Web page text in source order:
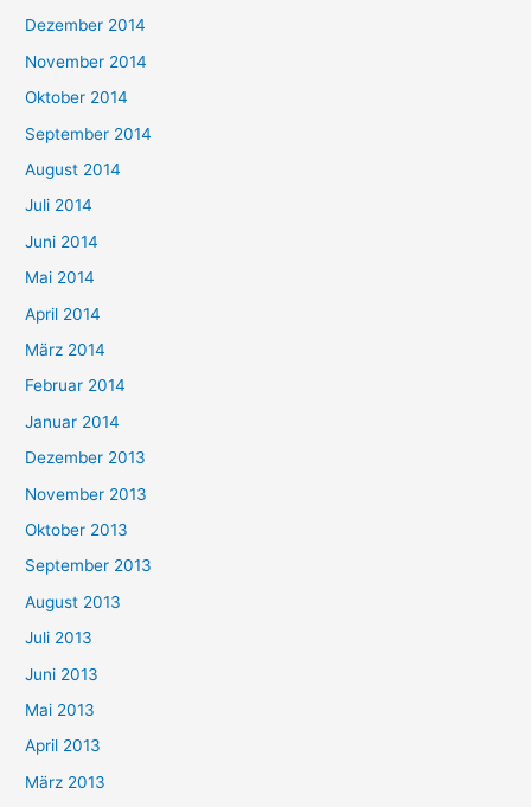
Dezember 2014
November 2014
Oktober 2014
September 2014
August 2014
Juli 2014
Juni 2014
Mai 2014
April 2014
März 2014
Februar 2014
Januar 2014
Dezember 2013
November 2013
Oktober 2013
September 2013
August 2013
Juli 2013
Juni 2013
Mai 2013
April 2013
März 2013